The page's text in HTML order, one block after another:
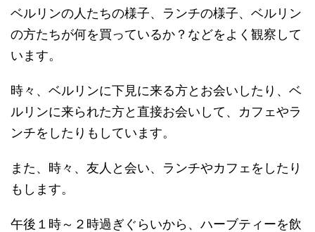
ベルリンの人たちの様子、ランチの様子、ベルリン
の方たちが何を買っているか？などをよく観察して
います。
時々、ベルリンに下見に来る方とお会いしたり、ベ
ルリンに来られた方と直接お会いして、カフェやラ
ンチをしたりもしています。
また、時々、友人と会い、ランチやカフェをしたり
もします。
午後１時～２時過ぎぐらいから、ハーブティーを飲